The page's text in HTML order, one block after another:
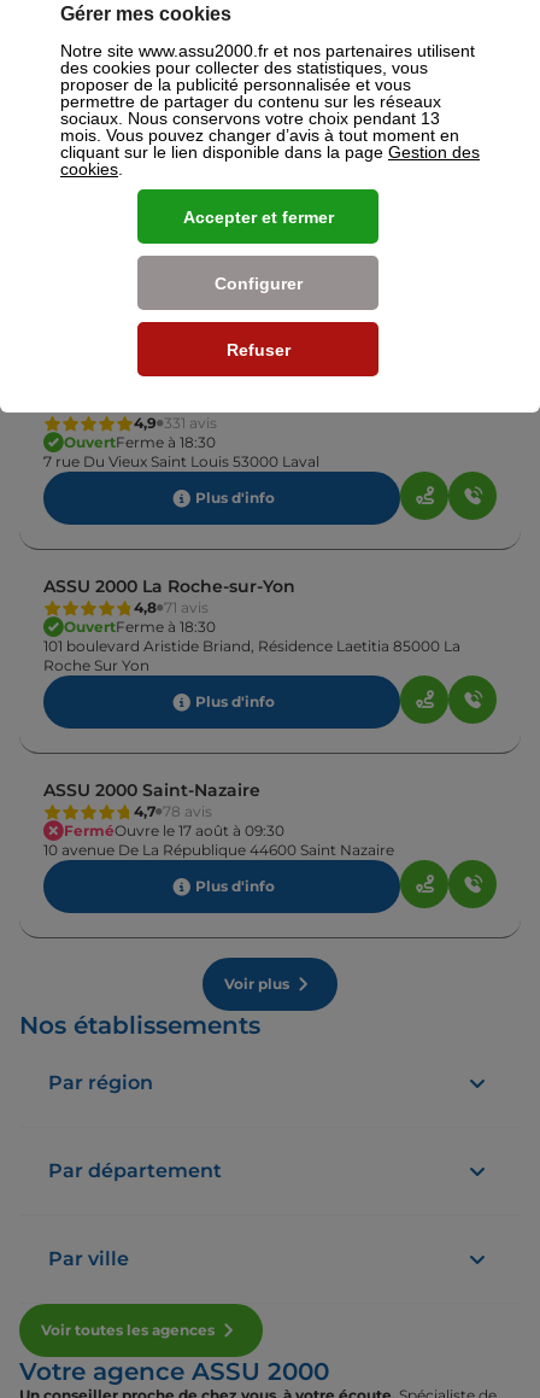
4,4 38 avis
FerméOuvre le 24 août à 09:30
1 place Pierre Semard 44400 Reze
Plus d'info
ASSU 2000 Saint-Herblain
4,7
Ferme à 18:30
1 avenue Des Thébaudières 44800 Saint Herblain
Plus d'info
4,9 331 avis
OuvertFerme à 18:30
7 rue Du Vieux Saint Louis 53000 Laval
Plus d'info
ASSU 2000 La Roche-sur-Yon
4,8 71 avis
OuvertFerme à 18:30
101 boulevard Aristide Briand, Résidence Laetitia 85000 La
Roche Sur Yon
Plus d'info
ASSU 2000 Saint-Nazaire
4,7 78 avis
FerméOuvre le 17 août à 09:30
10 avenue De La République 44600 Saint Nazaire
Plus d'info
Voir plus
Nos établissements
Par région
Par département
Par ville
Voir toutes les agences
Votre agence ASSU 2000
Gérer mes cookies
Notre site www.assu2000.fr et nos partenaires utilisent
des cookies pour collecter des statistiques, vous
proposer de la publicité personnalisée et vous
permettre de partager du contenu sur les réseaux
sociaux. Nous conservons votre choix pendant 13
mois. Vous pouvez changer d’avis à tout moment en
cliquant sur le lien disponible dans la page Gestion des
cookies
Refuser
Configurer
Accepter et fermer